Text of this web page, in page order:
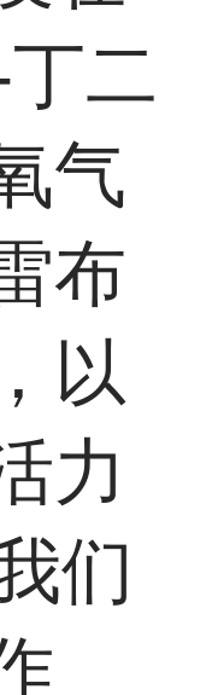
二
气
布
以
力
们